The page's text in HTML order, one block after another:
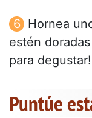
Hornea
estén
para
Puntúe